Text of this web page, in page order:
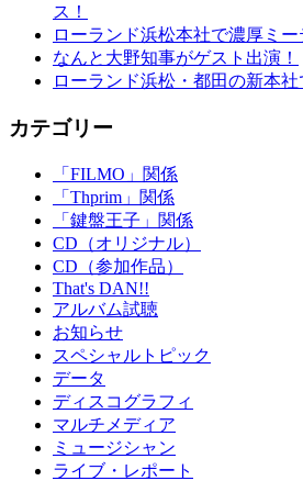
ス！
ローランド浜松本社で濃厚ミ
なんと大野知事がゲスト出演！
ローランド浜松・都田の新本社
カテゴリー
「FILMO」関係
「Thprim」関係
「鍵盤王子」関係
CD（オリジナル）
CD（参加作品）
That's DAN!!
アルバム試聴
お知らせ
スペシャルトピック
データ
ディスコグラフィ
マルチメディア
ミュージシャン
ライブ・レポート